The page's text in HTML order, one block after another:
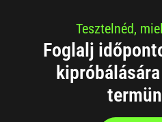
Tesztelnéd,
Foglalj